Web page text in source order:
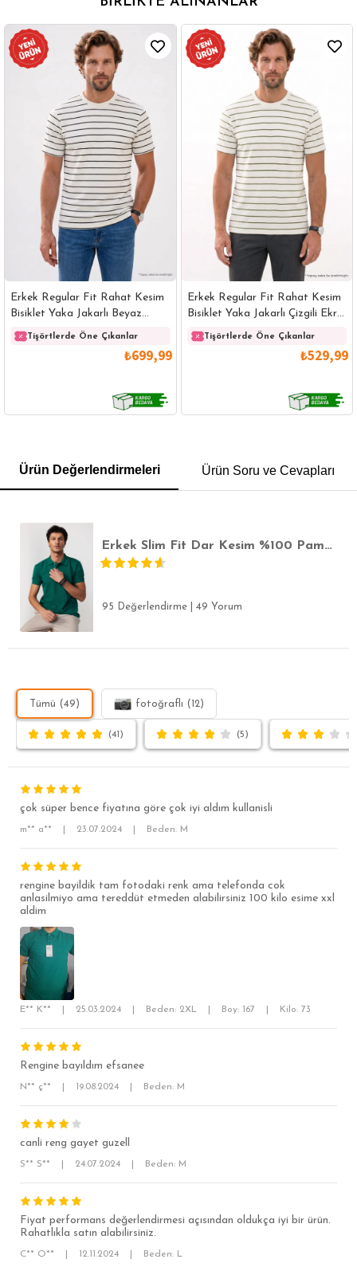
Erkek Regular Fit Rahat Kesim
Bisiklet Yaka Jakarlı Beyaz
Üzeri Siyah Çizgili Tişört
Tişörtlerde Öne Çıkanlar
₺699,99
Erkek Regular Fit Rahat Kesim
Bisiklet Yaka Jakarlı Çizgili Ekru
Tişört
Tişörtlerde Öne Çıkanlar
₺529,99
POLO YAKA T-SHIRT KEMER BOXER
SÜPER SLİM FİT
OVERSİZE
BÜYÜK BEDEN
Ürün Değerlendirmeleri Ürün Soru ve Cevapları
Erkek Slim Fit Dar Kesim %100 Pamuk Düz Pike Yeşil Polo Yaka Tişört
95 Değerlendirme 49 Yorum
Tümü (49) fotoğraflı (12)
(41) (5)
çok süper bence fiyatına göre çok iyi aldım kullanisli
m** a** 23.07.2024 Beden: M
rengine bayildik tam fotodaki renk ama telefonda cok
anlasilmiyo ama tereddüt etmeden alabilirsiniz 100 kilo esime xxl
aldim
E** K** 25.03.2024 Beden: 2XL Boy: 167 Kilo: 73
Rengine bayıldım efsanee
N** ç** 19.08.2024 Beden: M
canli reng gayet guzell
S** S** 24.07.2024 Beden: M
Fiyat performans değerlendirmesi açısından oldukça iyi bir ürün.
Rahatlıkla satın alabilirsiniz.
C** O** 12.11.2024 Beden: L